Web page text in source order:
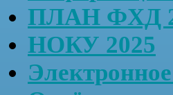
ПЛАН ФХД
НОКУ 2025